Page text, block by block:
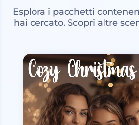
Esplora i pacchetti
hai cercato. Scopri altre